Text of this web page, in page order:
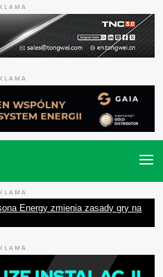
Energy zmienia zasady gry na